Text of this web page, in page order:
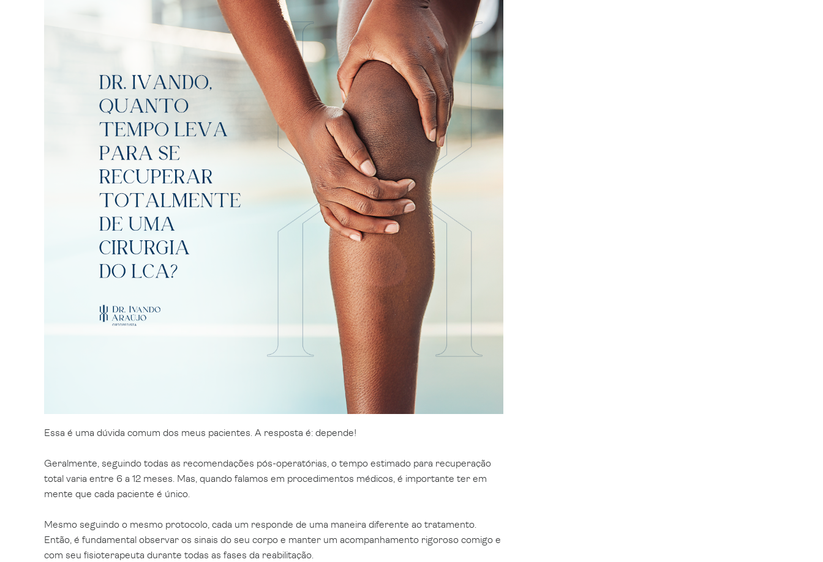
Essa é uma dúvida comum dos meus pacientes. A resposta é: depende!
Geralmente, seguindo todas as recomendações pós-operatórias, o tempo estimado para recuperação
total varia entre 6 a 12 meses. Mas, quando falamos em procedimentos médicos, é importante ter em
mente que cada paciente é único.
Mesmo seguindo o mesmo protocolo, cada um responde de uma maneira diferente ao tratamento.
Então, é fundamental observar os sinais do seu corpo e manter um acompanhamento rigoroso comigo e
com seu fisioterapeuta durante todas as fases da reabilitação.